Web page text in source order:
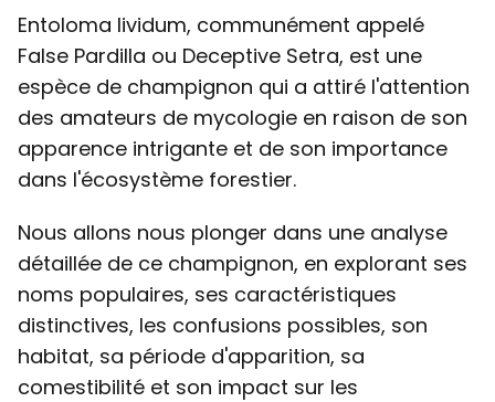
Entoloma lividum, communément appelé
False Pardilla ou Deceptive Setra, est une
espèce de champignon qui a attiré l'attention
des amateurs de mycologie en raison de son
apparence intrigante et de son importance
dans l'écosystème forestier.
Nous allons nous plonger dans une analyse
détaillée de ce champignon, en explorant ses
noms populaires, ses caractéristiques
distinctives, les confusions possibles, son
habitat, sa période d'apparition, sa
comestibilité et son impact sur les